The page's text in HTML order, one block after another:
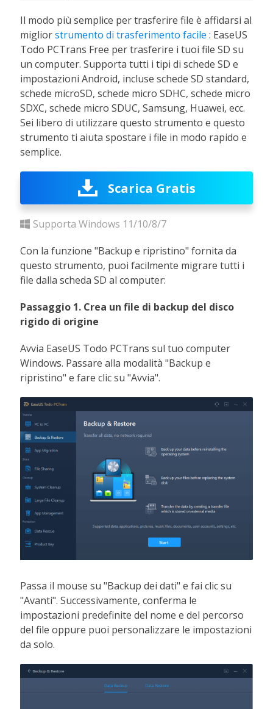
Il modo più semplice per trasferire file è affidarsi al
migliorstrumento di trasferimento facile : EaseUS
Todo PCTrans Free per trasferire i tuoi file SD su
un computer. Supporta tutti i tipi di schede SD e
impostazioni Android, incluse schede SD standard,
schede microSD, schede micro SDHC, schede micro
SDXC, schede micro SDUC, Samsung, Huawei, ecc.
Sei libero di utilizzare questo strumento e questo
strumento ti aiuta spostare i file in modo rapido e
semplice.
Scarica Gratis
Supporta Windows 11/10/8/7
Con la funzione "Backup e ripristino" fornita da
questo strumento, puoi facilmente migrare tutti i
file dalla scheda SD al computer:
Passaggio 1. Crea un file di backup del disco
rigido di origine
Avvia EaseUS Todo PCTrans sul tuo computer
Windows. Passare alla modalità "Backup e
ripristino" e fare clic su "Avvia".
Passa il mouse su "Backup dei dati" e fai clic su
"Avanti". Successivamente, conferma le
impostazioni predefinite del nome e del percorso
del file oppure puoi personalizzare le impostazioni
da solo.